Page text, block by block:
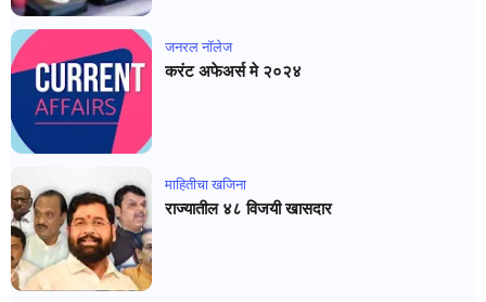
जनरल नाॅलेज
करंट अफेअर्स मे २०२४
माहितीचा खजिना
राज्यातील ४८ विजयी खासदार